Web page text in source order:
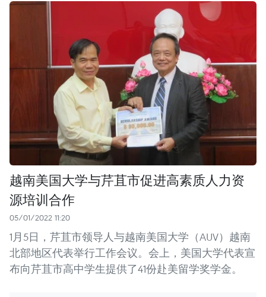
越南美国大学与芹苴市促进高素质人力资
源培训合作
05/01/2022 11:20
1月5日，芹苴市领导人与越南美国大学（AUV）越南
北部地区代表举行工作会议。会上，美国大学代表宣
布向芹苴市高中学生提供了41份赴美留学奖学金。